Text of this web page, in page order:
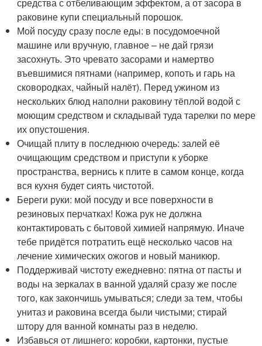
раковине купи специальный порошок.
Мой посуду сразу после еды: в посудомоечной
машине или вручную, главное – не дай грязи
засохнуть. Это чревато засорами и намертво
въевшимися пятнами (например, копоть и гарь на
сковородках, чайный налёт). Перед ужином из
нескольких блюд наполни раковину тёплой водой с
моющим средством и складывай туда тарелки по мере
их опустошения.
Очищай плиту в последнюю очередь: залей её
очищающим средством и приступи к уборке
пространства, вернись к плите в самом конце, когда
вся кухня будет сиять чистотой.
Береги руки: мой посуду и все поверхности в
резиновых перчатках! Кожа рук не должна
контактировать с бытовой химией напрямую. Иначе
тебе придётся потратить ещё несколько часов на
лечение химических ожогов и новый маникюр.
Поддерживай чистоту ежедневно: пятна от пасты и
воды на зеркалах в ванной удаляй сразу же после
того, как закончишь умываться; следи за тем, чтобы
унитаз и раковина всегда были чистыми; стирай
штору для ванной комнаты раз в неделю.
Избавься от лишнего: коробки, картонки, пустые